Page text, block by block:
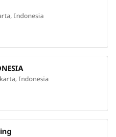
Indonesia
Indonesia